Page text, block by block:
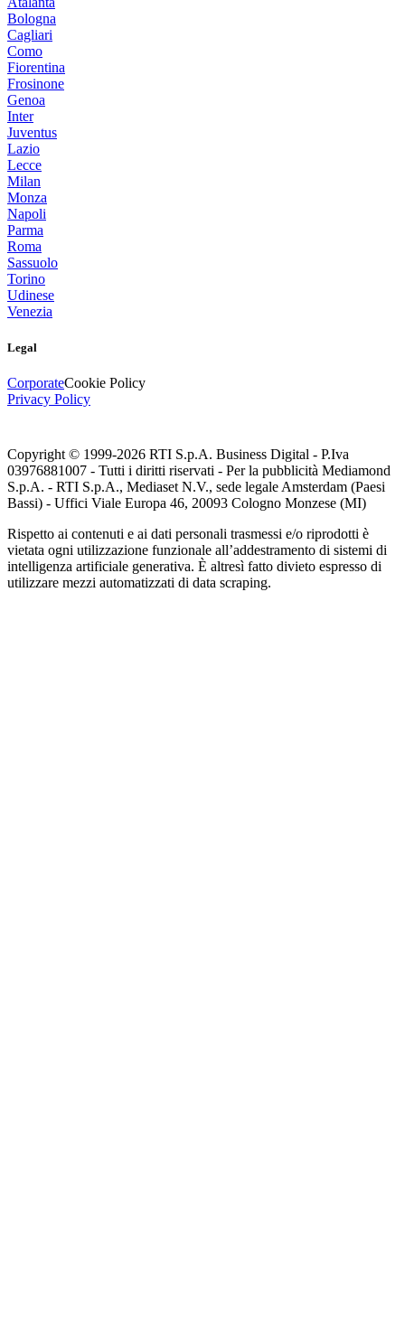
Bologna
Cagliari
Como
Fiorentina
Frosinone
Genoa
Inter
Juventus
Lazio
Lecce
Milan
Monza
Napoli
Parma
Roma
Sassuolo
Torino
Udinese
Venezia
Legal
CorporateCookie Policy
Privacy Policy
Copyright © 1999-2026 RTI S.p.A. Business Digital - P.Iva
03976881007 - Tutti i diritti riservati - Per la pubblicità Mediamond
S.p.A. - RTI S.p.A., Mediaset N.V., sede legale Amsterdam (Paesi
Bassi) - Uffici Viale Europa 46, 20093 Cologno Monzese (MI)
Rispetto ai contenuti e ai dati personali trasmessi e/o riprodotti è
vietata ogni utilizzazione funzionale all’addestramento di sistemi di
intelligenza artificiale generativa. È altresì fatto divieto espresso di
utilizzare mezzi automatizzati di data scraping.